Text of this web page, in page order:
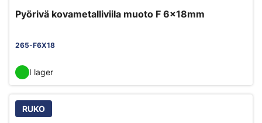
Pyörivä kovametalliviila muoto F 6x18mm
265-F6X18
I lager
RUKO